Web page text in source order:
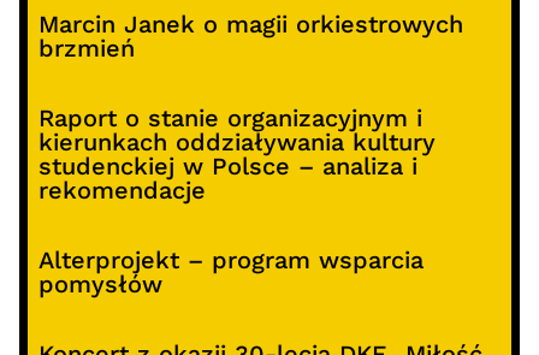
Marcin Janek o magii orkiestrowych
brzmień
Raport o stanie organizacyjnym i
kierunkach oddziaływania kultury
studenckiej w Polsce – analiza i
rekomendacje
Alterprojekt – program wsparcia
pomysłów